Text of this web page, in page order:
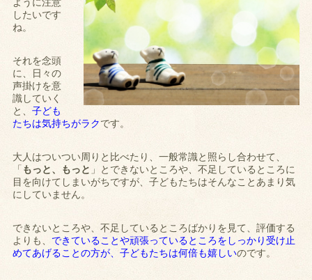
ように注意
したいです
ね。
それを念頭
に、日々の
声掛けを意
識していく
と、子ども
たちは気持ちがラクです。
大人はついつい周りと比べたり、一般常識と照らし合わせて、
「 もっと、もっと 」とできないところや、不足しているところに
目を向けてしまいがちですが、子どもたちはそんなことあまり気
にしていません。
できないところや、不足しているところばかりを見て、評価する
よりも、 できていることや頑張っているところをしっかり受け止
めてあげることの方が、子どもたちは何倍も嬉しいのです。